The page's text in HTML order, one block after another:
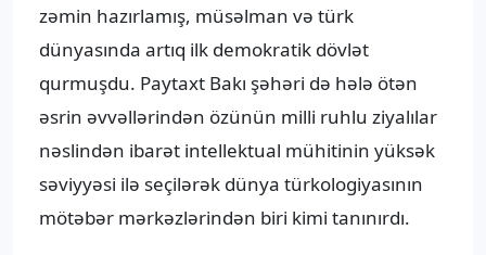
zəmin hazırlamış, müsəlman və türk
dünyasında artıq ilk demokratik dövlət
qurmuşdu. Paytaxt Bakı şəhəri də hələ ötən
əsrin əvvəllərindən özünün milli ruhlu ziyalılar
nəslindən ibarət intellektual mühitinin yüksək
səviyyəsi ilə seçilərək dünya türkologiyasının
mötəbər mərkəzlərindən biri kimi tanınırdı.